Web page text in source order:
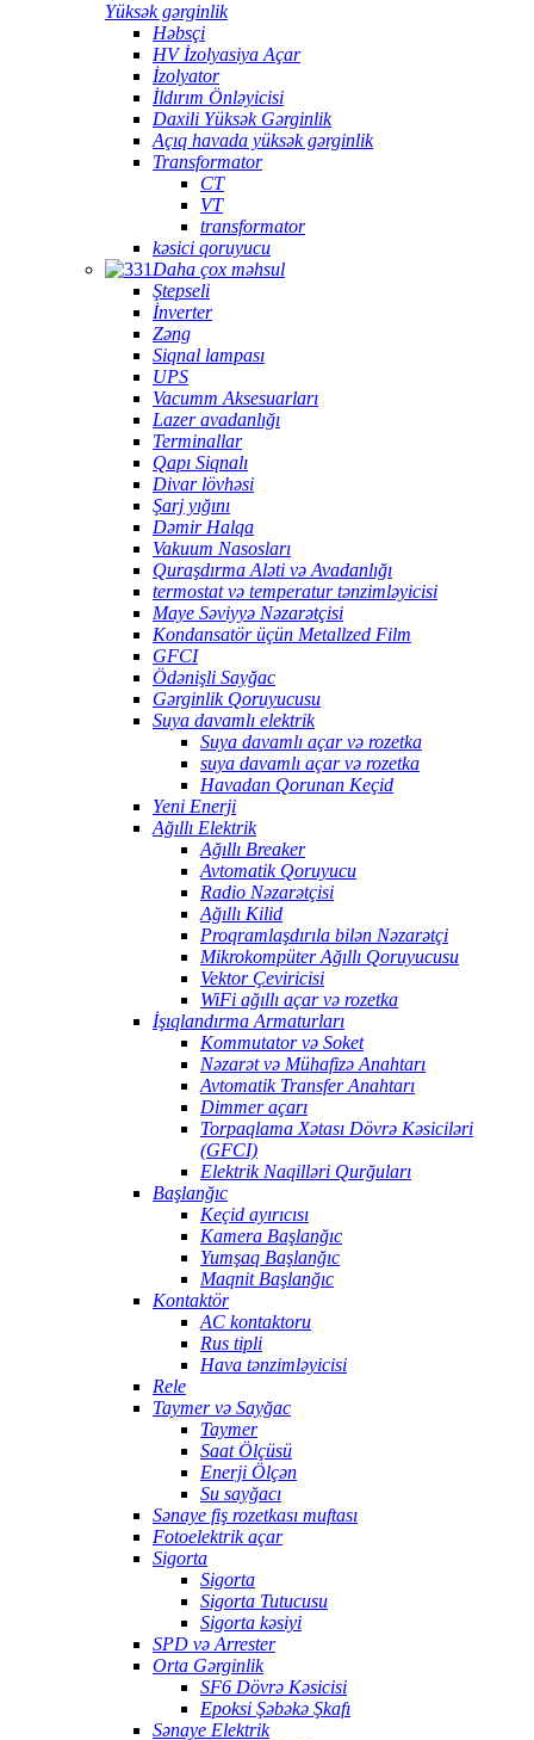
Yüksək gərginlik
Həbsçi
HV İzolyasiya Açar
İzolyator
İldırım Önləyicisi
Daxili Yüksək Gərginlik
Açıq havada yüksək gərginlik
Transformator
CT
VT
transformator
kəsici qoruyucu
Daha çox məhsul
Ştepseli
İnverter
Zəng
Siqnal lampası
UPS
Vacumm Aksesuarları
Lazer avadanlığı
Terminallar
Qapı Siqnalı
Divar lövhəsi
Şarj yığını
Dəmir Halqa
Vakuum Nasosları
Quraşdırma Aləti və Avadanlığı
termostat və temperatur tənzimləyicisi
Maye Səviyyə Nəzarətçisi
Kondansatör üçün Metallzed Film
GFCI
Ödənişli Sayğac
Gərginlik Qoruyucusu
Suya davamlı elektrik
Suya davamlı açar və rozetka
suya davamlı açar və rozetka
Havadan Qorunan Keçid
Yeni Enerji
Ağıllı Elektrik
Ağıllı Breaker
Avtomatik Qoruyucu
Radio Nəzarətçisi
Ağıllı Kilid
Proqramlaşdırıla bilən Nəzarətçi
Mikrokompüter Ağıllı Qoruyucusu
Vektor Çeviricisi
WiFi ağıllı açar və rozetka
İşıqlandırma Armaturları
Kommutator və Soket
Nəzarət və Mühafizə Anahtarı
Avtomatik Transfer Anahtarı
Dimmer açarı
Torpaqlama Xətası Dövrə Kəsiciləri
(GFCI)
Elektrik Naqilləri Qurğuları
Başlanğıc
Keçid ayırıcısı
Kamera Başlanğıc
Yumşaq Başlanğıc
Maqnit Başlanğıc
Kontaktör
AC kontaktoru
Rus tipli
Hava tənzimləyicisi
Rele
Taymer və Sayğac
Taymer
Saat Ölçüsü
Enerji Ölçən
Su sayğacı
Sənaye fiş rozetkası muftası
Fotoelektrik açar
Sigorta
Sigorta
Sigorta Tutucusu
Sigorta kəsiyi
SPD və Arrester
Orta Gərginlik
SF6 Dövrə Kəsicisi
Epoksi Şəbəkə Şkafı
Sənaye Elektrik